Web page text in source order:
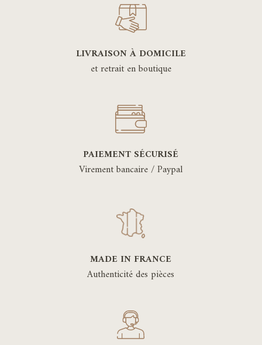
LIVRAISON À DOMICILE
et retrait en boutique
PAIEMENT SÉCURISÉ
Virement bancaire / Paypal
MADE IN FRANCE
Authenticité des pièces